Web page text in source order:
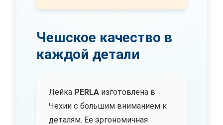
Чешское качество в
каждой детали
Лейка PERLA изготовлена в
Чехии с большим вниманием к
деталям. Ее эргономичная